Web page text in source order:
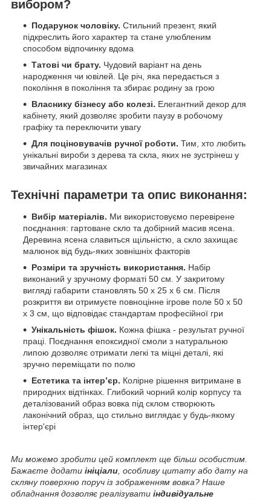
вибором?
Подарунок чоловіку. Стильний презент, який
підкреслить його характер та стане улюбленим
способом відпочинку вдома
Татові чи брату. Чудовий варіант на день
народження чи ювілей. Це річ, яка передається з
покоління в покоління та збирає родину за грою
Власнику бізнесу або колезі. Елегантний декор для
кабінету, який дозволяє зробити паузу в робочому
графіку та переключити увагу
Для поціновувачів ручної роботи. Тим, хто любить
унікальні вироби з дерева та скла, яких не зустрінеш у
звичайних магазинах
Технічні параметри та опис виконання:
Вибір матеріалів. Ми використовуємо перевірене
поєднання: гартоване скло та добірний масив ясена.
Деревина ясена славиться щільністю, а скло захищає
малюнок від будь-яких зовнішніх факторів
Розміри та зручність використання. Набір
виконаний у зручному форматі 50 см. У закритому
вигляді габарити становлять 50 х 25 х 6 см. Після
розкриття ви отримуєте повноцінне ігрове поле 50 х 50
х 3 см, що відповідає стандартам професійної гри
Унікальність фішок. Кожна фішка - результат ручної
праці. Поєднання епоксидної смоли з натуральною
липою дозволяє отримати легкі та міцні деталі, які
зручно переміщати по полю
Естетика та інтер’єр. Колірне рішення витримане в
природних відтінках. Глибокий чорний колір корпусу та
деталізований образ вовка під склом створюють
лаконічний образ, що стильно виглядає у будь-якому
інтер'єрі
Ми можемо зробити цей комплект ще більш особистим.
Бажаєте додати ініціали , особливу цитату або дату на
скляну поверхню поруч із зображенням вовка? Наше
обладнання дозволяє реалізувати індивідуальне